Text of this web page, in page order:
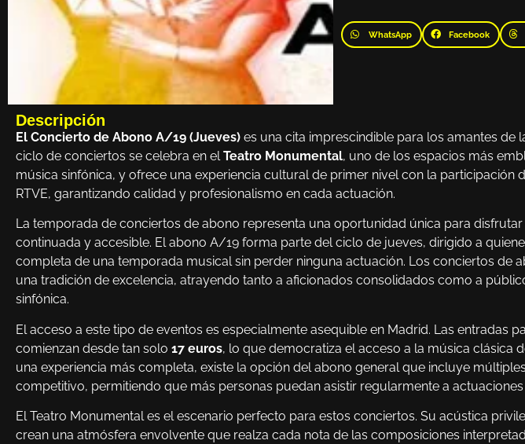
WhatsApp Facebook
Descripción
El Concierto de Abono A/19 (Jueves) es una cita imprescindible para los amantes de
ciclo de conciertos se celebra en elTeatro Monumental, uno de los espacios más
música sinfónica, y ofrece una experiencia cultural de primer nivel con la participación
RTVE, garantizando calidad y profesionalismo en cada actuación.
La temporada de conciertos de abono representa una oportunidad única para
continuada y accesible. El abono A/19 forma parte del ciclo de jueves, dirigido a
completa de una temporada musical sin perder ninguna actuación. Los conciertos de
una tradición de excelencia, atrayendo tanto a aficionados consolidados como a
sinfónica.
El acceso a este tipo de eventos es especialmente asequible en Madrid. Las entradas
comienzan desde tan solo 17 euros, lo que democratiza el acceso a la música clásica
una experiencia más completa, existe la opción del abono general que incluye
competitivo, permitiendo que más personas puedan asistir regularmente a actuaciones
El Teatro Monumental es el escenario perfecto para estos conciertos. Su acústica
crean una atmósfera envolvente que realza cada nota de las composiciones